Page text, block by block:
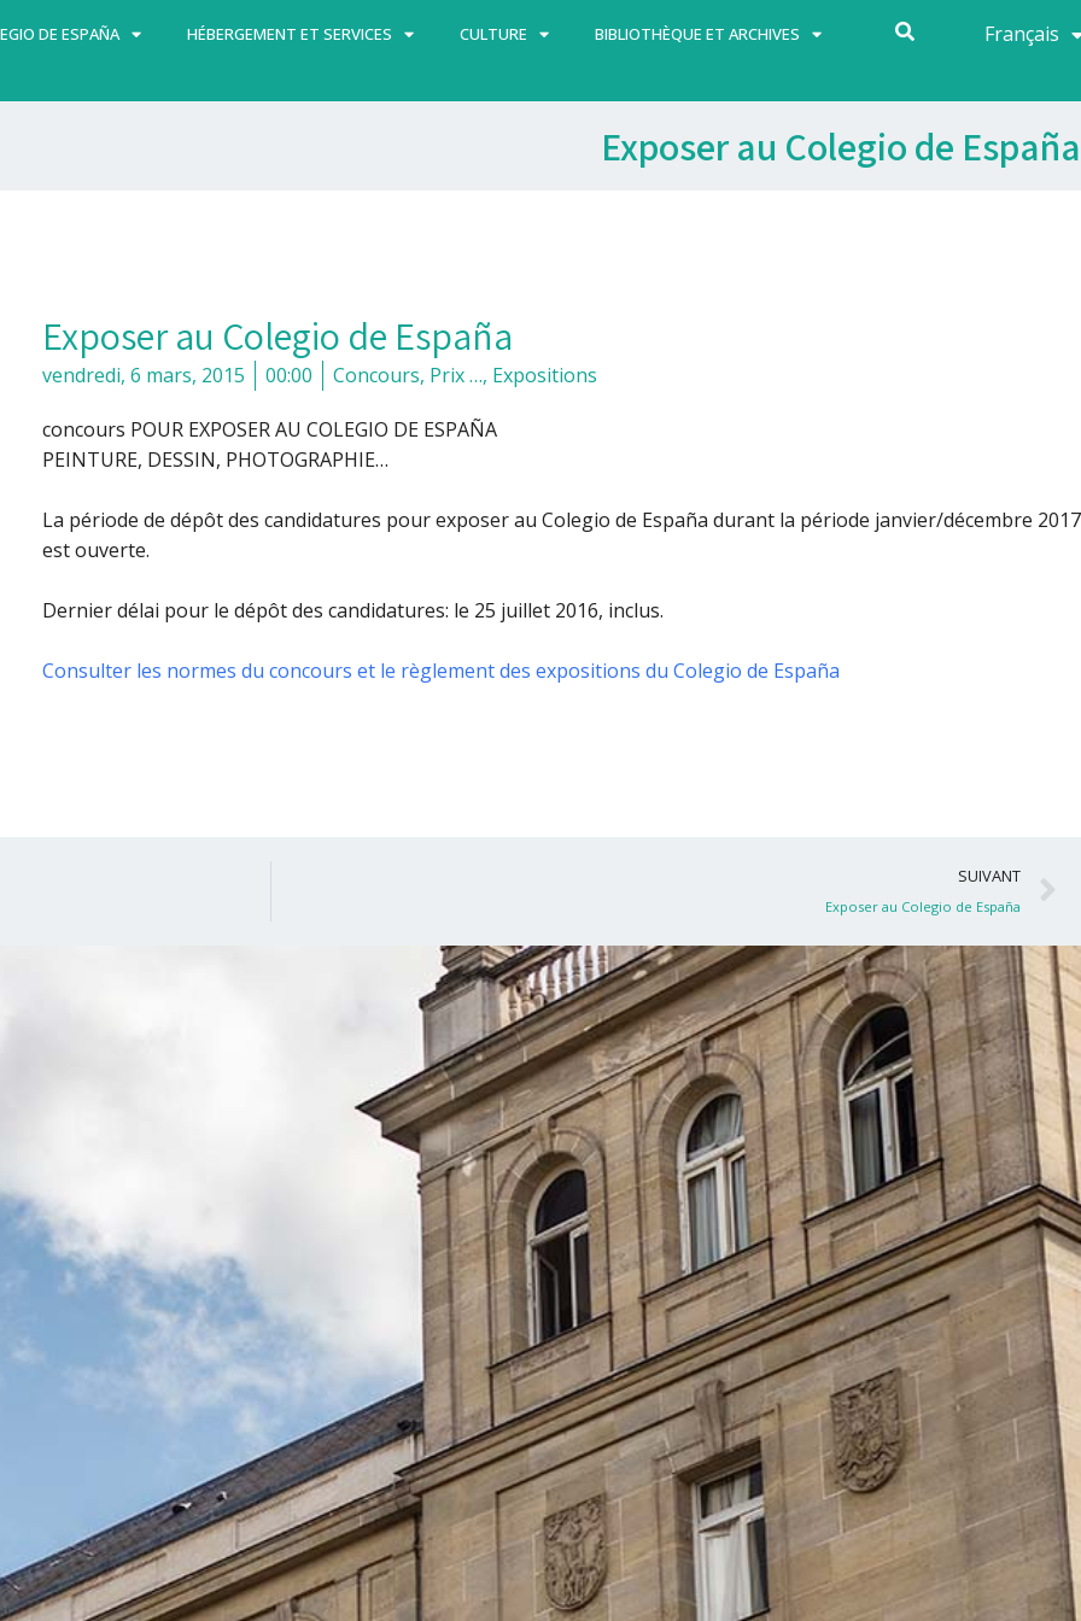
DE ESPAÑA HÉBERGEMENT ET SERVICES CULTURE BIBLIOTHÈQUE ET ARCHIVES Français
Español
Exposer au Colegio de España
Exposer au Colegio de España
vendredi, 6 mars, 2015 00:00 Concours, Prix …, Expositions
concours POUR EXPOSER AU COLEGIO DE ESPAÑA
PEINTURE, DESSIN, PHOTOGRAPHIE…
La période de dépôt des candidatures pour exposer au Colegio de España durant la période janvier/décembre 2017
est ouverte.
Dernier délai pour le dépôt des candidatures: le 25 juillet 2016, inclus.
Consulter les normes du concours et le règlement des expositions du Colegio de España
SUIVANT
Exposer au Colegio de España